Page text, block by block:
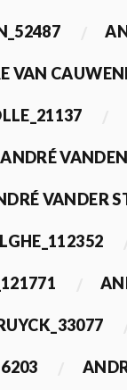
VAN
ANDRÉ
VANDER